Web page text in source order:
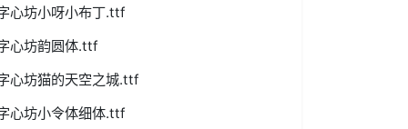
心坊小呀小布丁.ttf
心坊韵圆体.ttf
心坊猫的天空之城.ttf
心坊小令体细体.ttf